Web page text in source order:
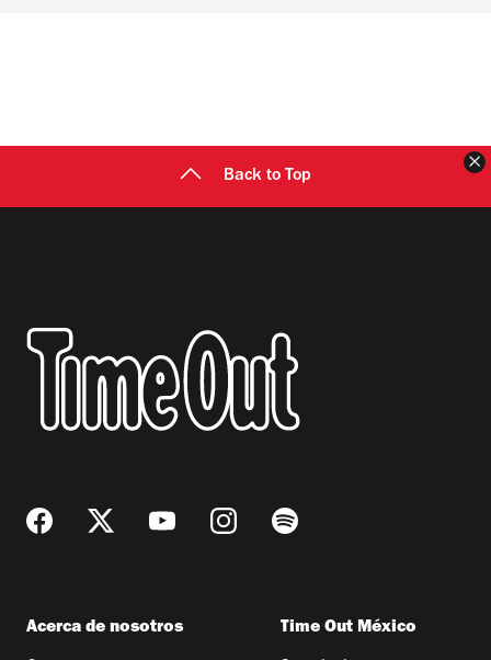
Back to Top
Acerca de nosotros Time Out México